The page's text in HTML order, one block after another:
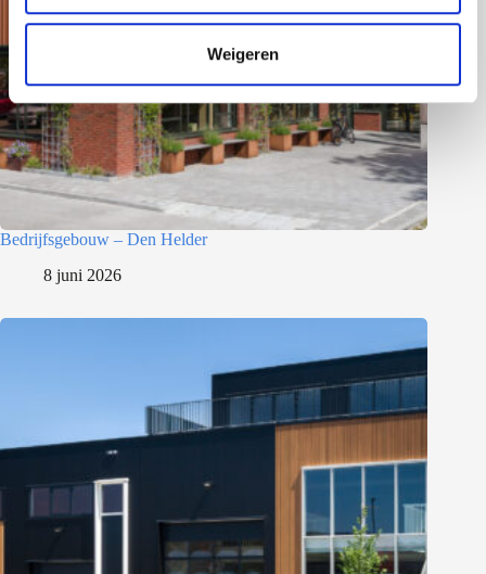
Weigeren
Bedrijfsgebouw – Den Helder
8 juni 2026